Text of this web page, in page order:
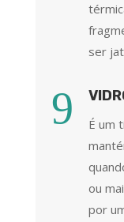
ser
9
É um
ou
por